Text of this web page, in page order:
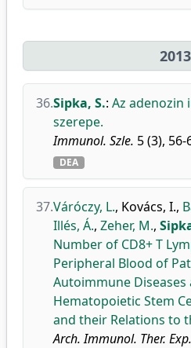
2013
36.Sipka, S.: Az adenozin
szerepe.
Immunol. Szle. 5 (3), 56-
DEA
37.Váróczy, L., Kovács, I.,
Illés, Á., Zeher, M.,
Number of CD8+ T
Peripheral Blood of
Autoimmune
Hematopoietic Stem
and their Relations to
Arch. Immunol. Ther. Exp.